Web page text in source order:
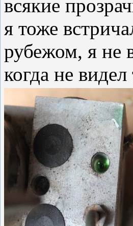
всякие
я тоже
рубежом, я не
когда не